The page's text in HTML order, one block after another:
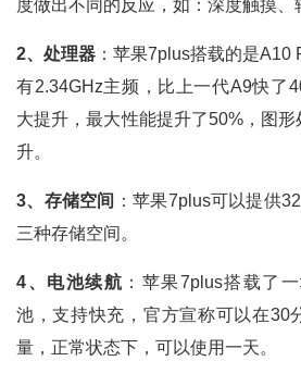
度做出不同的反应，如：深度触摸、
2、处理器 ：苹果7plus搭载的是A10
有2.34GHz主频，比上一代A9快了
大提升，最大性能提升了50%，图
升。
3、存储空间 ：苹果7plus可以提供
三种存储空间。
4、电池续航 ：苹果7plus搭载了
池，支持快充，官方宣称可以在30
量，正常状态下，可以使用一天。